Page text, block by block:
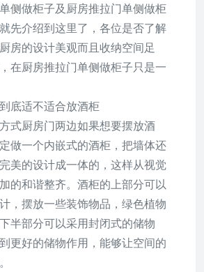
侧做柜子及厨房推拉门单侧做柜
先介绍到这里了，各位是否了解
房的设计美观而且收纳空间足
在厨房推拉门单侧做柜子只是一
底适不适合放酒柜
式厨房门两边如果想要摆放酒
做一个内嵌式的酒柜，把墙体还
美的设计成一体的，这样从视觉
的和谐整齐。酒柜的上部分可以
，摆放一些装饰物品，绿色植物
半部分可以采用封闭式的储物
更好的储物作用，能够让空间的